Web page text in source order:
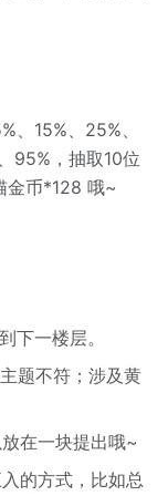
、15%、25%、
95%，抽取10位
金币*128 哦~
下一楼层。
题不符；涉及黄
在一块提出哦~
的方式，比如总